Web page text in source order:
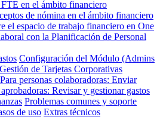
en el ámbito financiero
de nómina en el ámbito financiero
el espacio de trabajo financiero en One
con la Planificación de Personal
Configuración del Módulo (Admins
Gestión de Tarjetas Corporativas
Para personas colaboradoras: Enviar
Revisar y gestionar gastos
Problemas comunes y soporte
de uso Extras técnicos